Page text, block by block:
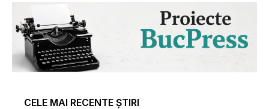
CELE MAI RECENTE ȘTIRI